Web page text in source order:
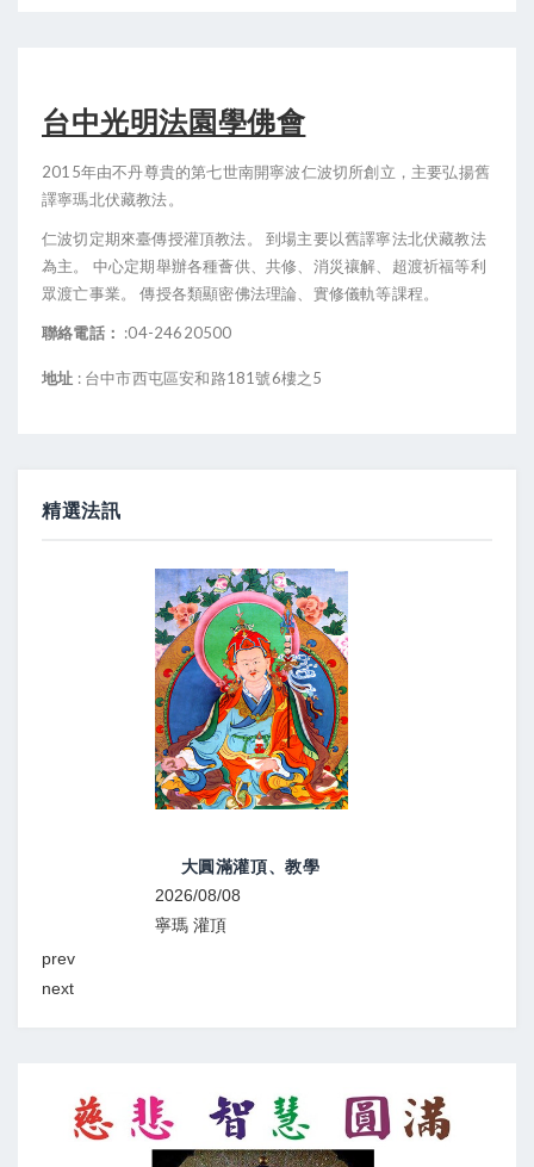
台中光明法園學佛會
2015年由不丹尊貴的第七世南開寧波仁波切所創立，主要弘揚舊
譯寧瑪北伏藏教法。
仁波切定期來臺傳授灌頂教法。 到場主要以舊譯寧法北伏藏教法
為主。 中心定期舉辦各種薈供、共修、消災禳解、超渡祈福等利
眾渡亡事業。 傳授各類顯密佛法理論、實修儀軌等課程。
聯絡電話： :04-24620500
地址 : 台中市西屯區安和路181號6樓之5
精選法訊
大圓滿灌頂、教學
prev
next